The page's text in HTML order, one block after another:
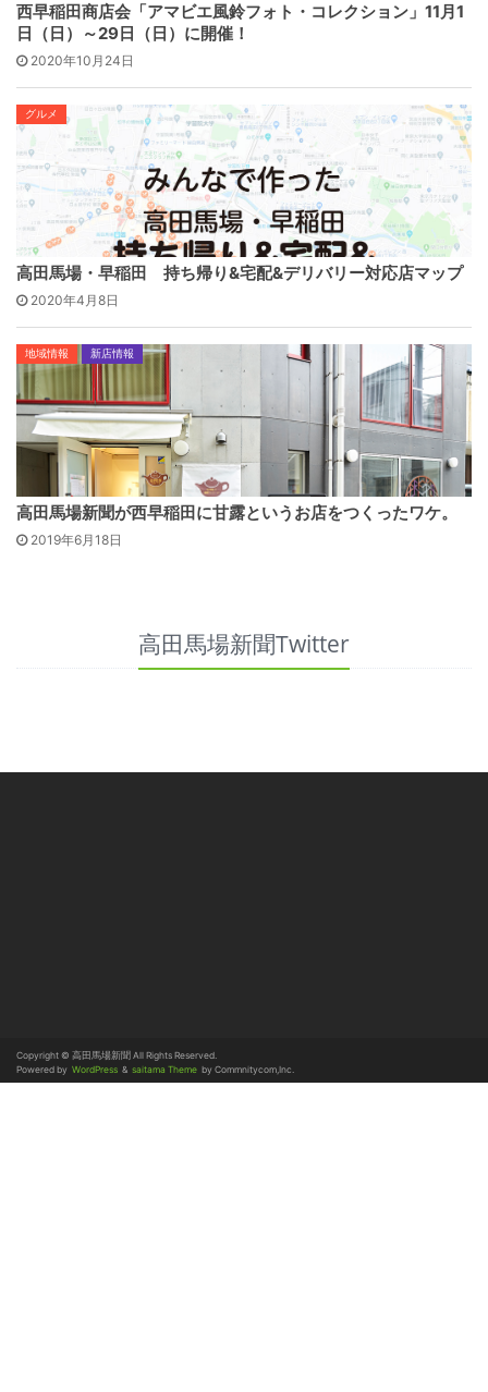
西早稲田商店会「アマビエ風鈴フォト・コレクション」11月1
日（日）～29日（日）に開催！
2020年10月24日
グルメ
高田馬場・早稲田 持ち帰り&宅配&デリバリー対応店マップ
2020年4月8日
地域情報 新店情報
高田馬場新聞が西早稲田に甘露というお店をつくったワケ。
2019年6月18日
高田馬場新聞Twitter
Copyright © 高田馬場新聞 All Rights Reserved.
Powered by WordPress & saitama Theme by Commnitycom,Inc.